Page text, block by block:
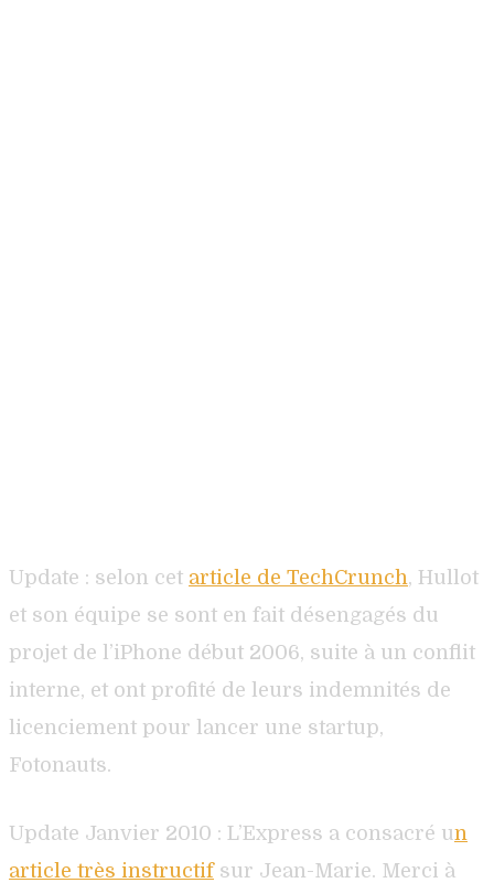
Update : selon cet article de TechCrunch, Hullot
et son équipe se sont en fait désengagés du
projet de l’iPhone début 2006, suite à un conflit
interne, et ont profité de leurs indemnités de
licenciement pour lancer une startup,
Fotonauts.
Update Janvier 2010 : L’Express a consacré un
article très instructifsur Jean-Marie. Merci à